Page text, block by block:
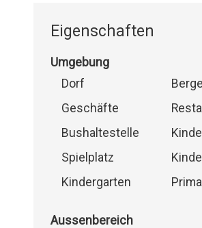
Eigenschaften
Umgebung
Dorf
Berge
Geschäfte
Bushaltestelle
Spielplatz
Kindergarten
Aussenbereich